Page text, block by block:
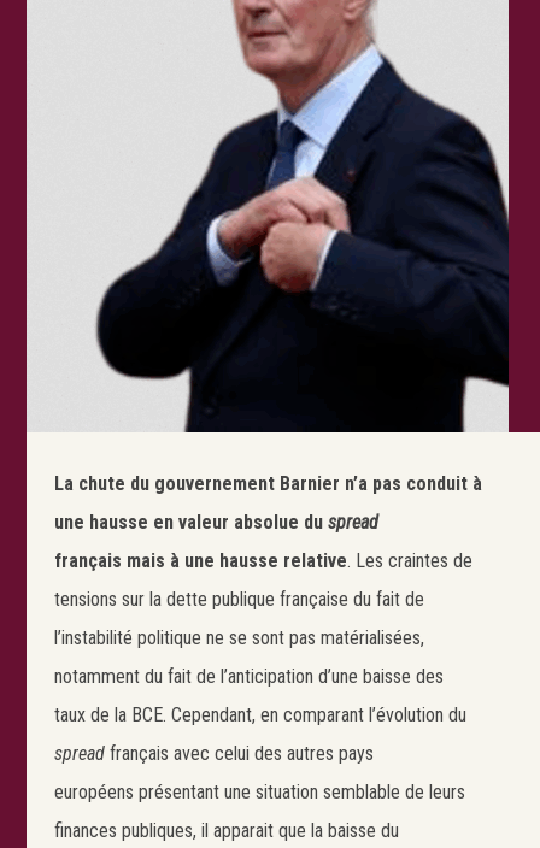
La chute du gouvernement Barnier n’a pas conduit à
une hausse en valeur absolue du spread
français mais à une hausse relative. Les craintes de
tensions sur la dette publique française du fait de
l’instabilité politique ne se sont pas matérialisées,
notamment du fait de l’anticipation d’une baisse des
taux de la BCE. Cependant, en comparant l’évolution du
spreadfrançais avec celui des autres pays
européens présentant une situation semblable de leurs
finances publiques, il apparait que la baisse du